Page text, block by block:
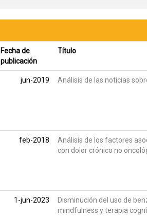
Fecha de
publicación
Título
jun-2019 Análisis de las noticias
feb-2018
Análisis de los factores
con dolor crónico no
1-jun-2023
Disminución del uso de
mindfulness y terapia